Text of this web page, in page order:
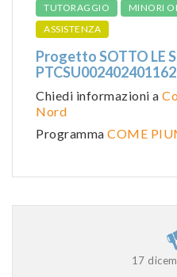
TUTORAGGIO
MINORI
ASSISTENZA
Progetto SOTTO LE
Chiedi informazioni a
Nord
Programma COME
17